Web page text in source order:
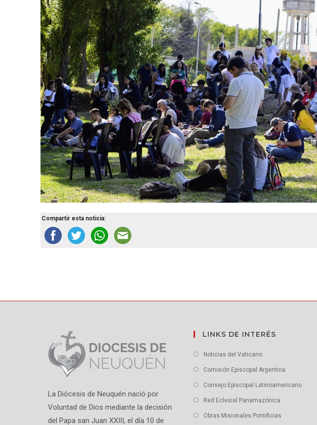
Compartir esta noticia:
La Diócesis de Neuquén nació por
Voluntad de Dios mediante la decisión
del Papa san Juan XXIII, el día 10 de
LINKS DE INTERÉS
Noticias del Vaticano
Comisión Episcopal Argentina
Consejo Episcopal Latinoamericano
Red Eclesial Panamazónica
Obras Misionales Pontificias